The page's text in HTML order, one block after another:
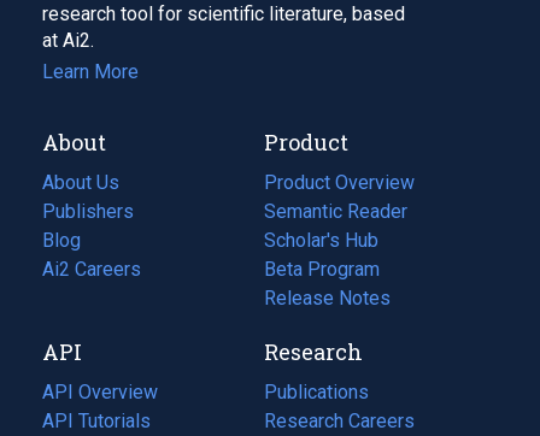
research tool for scientific literature, based
at Ai2.
Learn More
About
About Us
Publishers
Blog
(opens
in
tab)
Ai2 Careers
(opens
new
tab)
Product
Product Overview
Semantic Reader
Scholar's Hub
Beta Program
Release Notes
API
API Overview
API Tutorials
Research
Publications
(opens
in
Research Careers
(opens